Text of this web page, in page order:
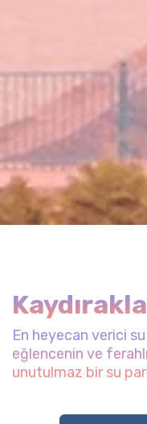
En heyecan verici su
eğlencenin ve
unutulmaz bir su